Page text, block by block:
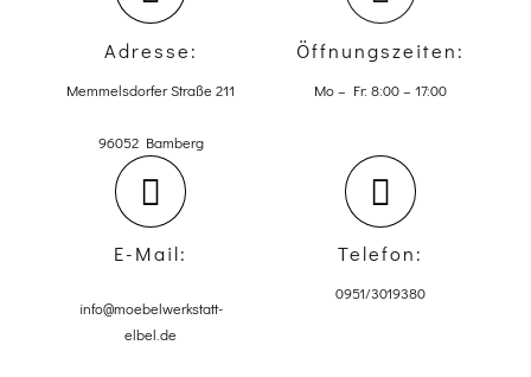
Adresse:
Memmelsdorfer Straße 211
96052 Bamberg
Öffnungszeiten:
Mo – Fr: 8:00 – 17:00
E-Mail:
info@moebelwerkstatt-
elbel.de
Telefon:
0951/3019380